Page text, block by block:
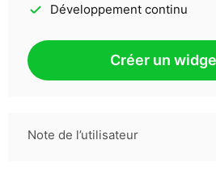
Développement continu
Créer un
Note de l’utilisateur